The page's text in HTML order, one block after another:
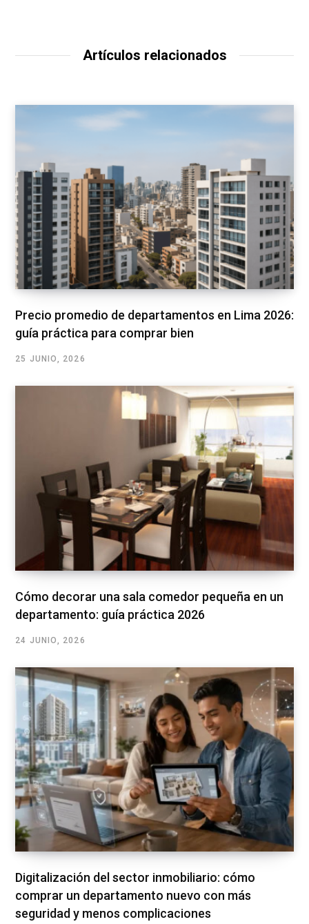
Artículos relacionados
Precio promedio de departamentos en Lima 2026:
guía práctica para comprar bien
25 JUNIO, 2026
Cómo decorar una sala comedor pequeña en un
departamento: guía práctica 2026
24 JUNIO, 2026
Digitalización del sector inmobiliario: cómo
comprar un departamento nuevo con más
seguridad y menos complicaciones